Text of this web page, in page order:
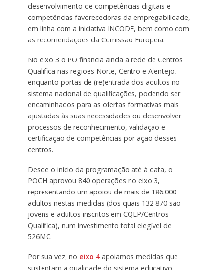
desenvolvimento de competências digitais e
competências favorecedoras da empregabilidade,
em linha com a iniciativa INCODE, bem como com
as recomendações da Comissão Europeia.
No eixo 3 o PO financia ainda a rede de Centros
Qualifica nas regiões Norte, Centro e Alentejo,
enquanto portas de (re)entrada dos adultos no
sistema nacional de qualificações, podendo ser
encaminhados para as ofertas formativas mais
ajustadas às suas necessidades ou desenvolver
processos de reconhecimento, validação e
certificação de competências por ação desses
centros.
Desde o inicio da programação até à data, o
POCH aprovou 840 operações no eixo 3,
representando um apoiou de mais de 186.000
adultos nestas medidas (dos quais 132 870 são
jovens e adultos inscritos em CQEP/Centros
Qualifica), num investimento total elegível de
526M€.
Por sua vez, no eixo 4apoiamos medidas que
sustentam a qualidade do sistema educativo,